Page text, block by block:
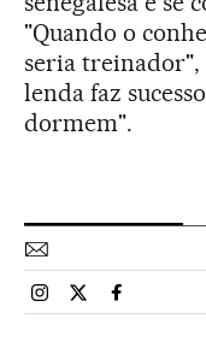
"Quando o
seria treinador",
lenda faz
dormem".
Esportes El País
Esportes El
Esportes